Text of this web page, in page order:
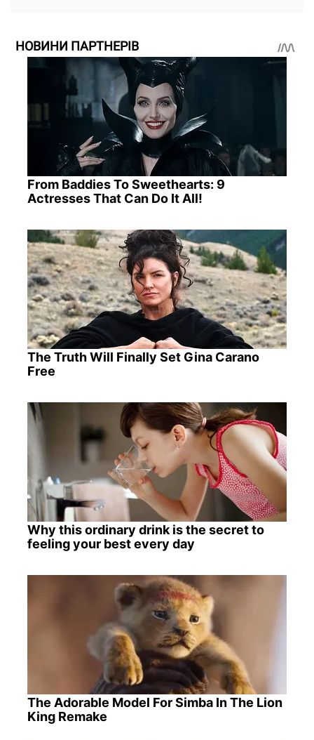
НОВИНИ ПАРТНЕРІВ
From Baddies To Sweethearts: 9
Actresses That Can Do It All!
The Truth Will Finally Set Gina Carano
Free
Why this ordinary drink is the secret to
feeling your best every day
The Adorable Model For Simba In The Lion
King Remake